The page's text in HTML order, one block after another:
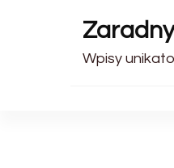
Wpisy